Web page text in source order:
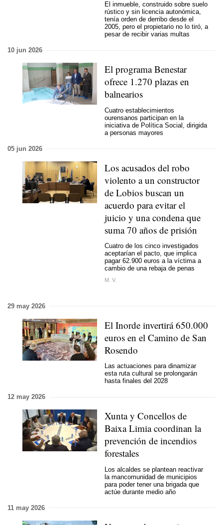
El inmueble, construido sobre suelo
rústico y sin licencia autonómica,
tenía orden de derribo desde el
2005, pero el propietario no lo tiró, a
pesar de recibir varias multas
10 jun 2026
El programa Benestar
ofrece 1.270 plazas en
balnearios
Cuatro establecimientos
ourensanos participan en la
iniciativa de Política Social, dirigida
a personas mayores
05 jun 2026
Los acusados del robo
violento a un constructor
de Lobios buscan un
acuerdo para evitar el
juicio y una condena que
suma 70 años de prisión
Cuatro de los cinco investigados
aceptarían el pacto, que implica
pagar 62.900 euros a la víctima a
cambio de una rebaja de penas
M. V.
29 may 2026
El Inorde invertirá 650.000
euros en el Camino de San
Rosendo
Las actuaciones para dinamizar
esta ruta cultural se prolongarán
hasta finales del 2028
12 may 2026
Xunta y Concellos de
Baixa Limia coordinan la
prevención de incendios
forestales
Los alcaldes se plantean reactivar
la mancomunidad de municipios
para poder tener una brigada que
actúe durante medio año
11 may 2026